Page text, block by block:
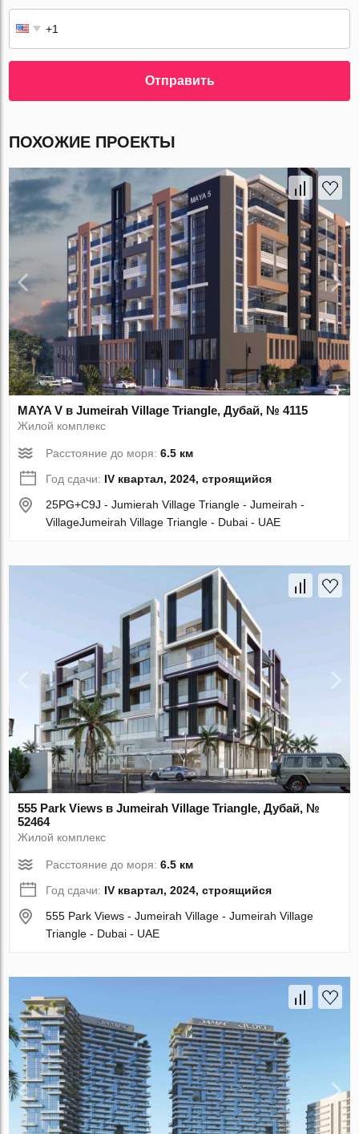
Отправить
ПОХОЖИЕ ПРОЕКТЫ
MAYA V в Jumeirah Village Triangle, Дубай, № 4115
Жилой комплекс
Расстояние до моря:6.5 км
Год сдачи: IV квартал, 2024, строящийся
25PG+C9J - Jumierah Village Triangle - Jumeirah -
VillageJumeirah Village Triangle - Dubai - UAE
555 Park Views в Jumeirah Village Triangle, Дубай, №
52464
Жилой комплекс
Расстояние до моря:6.5 км
Год сдачи: IV квартал, 2024, строящийся
555 Park Views - Jumeirah Village - Jumeirah Village
Triangle - Dubai - UAE